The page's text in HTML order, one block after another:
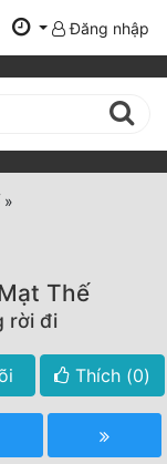
Đăng nhập
»
Thế
rời đi
Thích (0)